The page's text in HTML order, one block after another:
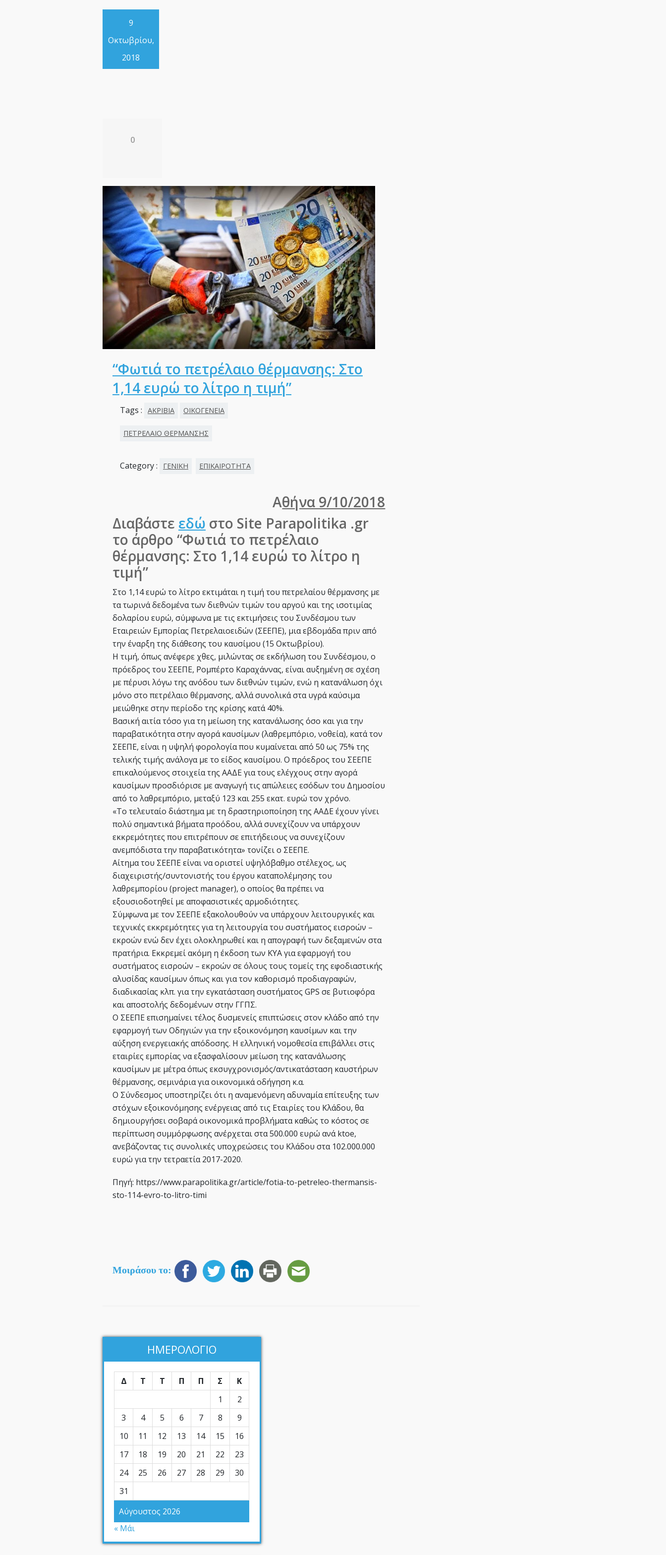
9
Οκτωβρίου,
2018
0
“Φωτιά το πετρέλαιο θέρμανσης: Στο
1,14 ευρώ το λίτρο η τιμή”
Tags : ΑΚΡΙΒΙΑ ΟΙΚΟΓΕΝΕΙΑ
ΠΕΤΡΕΛΑΙΟ ΘΕΡΜΑΝΣΗΣ
Category : ΓΕΝΙΚΗ ΕΠΙΚΑΙΡΟΤΗΤΑ
Αθήνα 9/10/2018
Διαβάστε εδώ στο Site Parapolitika .gr
το άρθρο “Φωτιά το πετρέλαιο
θέρμανσης: Στο 1,14 ευρώ το λίτρο η
τιμή”
Στο 1,14 ευρώ το λίτρο εκτιμάται η τιμή του πετρελαίου θέρμανσης με
τα τωρινά δεδομένα των διεθνών τιμών του αργού και της ισοτιμίας
δολαρίου ευρώ, σύμφωνα με τις εκτιμήσεις του Συνδέσμου των
Εταιρειών Εμπορίας Πετρελαιοειδών (ΣΕΕΠΕ), μια εβδομάδα πριν από
την έναρξη της διάθεσης του καυσίμου (15 Οκτωβρίου).
Η τιμή, όπως ανέφερε χθες, μιλώντας σε εκδήλωση του Συνδέσμου, ο
πρόεδρος του ΣΕΕΠΕ, Ρομπέρτο Καραχάννας, είναι αυξημένη σε σχέση
με πέρυσι λόγω της ανόδου των διεθνών τιμών, ενώ η κατανάλωση όχι
μόνο στο πετρέλαιο θέρμανσης, αλλά συνολικά στα υγρά καύσιμα
μειώθηκε στην περίοδο της κρίσης κατά 40%.
Βασική αιτία τόσο για τη μείωση της κατανάλωσης όσο και για την
παραβατικότητα στην αγορά καυσίμων (λαθρεμπόριο, νοθεία), κατά τον
ΣΕΕΠΕ, είναι η υψηλή φορολογία που κυμαίνεται από 50 ως 75% της
τελικής τιμής ανάλογα με το είδος καυσίμου. Ο πρόεδρος του ΣΕΕΠΕ
επικαλούμενος στοιχεία της ΑΑΔΕ για τους ελέγχους στην αγορά
καυσίμων προσδιόρισε με αναγωγή τις απώλειες εσόδων του Δημοσίου
από το λαθρεμπόριο, μεταξύ 123 και 255 εκατ. ευρώ τον χρόνο.
«Το τελευταίο διάστημα με τη δραστηριοποίηση της ΑΑΔΕ έχουν γίνει
πολύ σημαντικά βήματα προόδου, αλλά συνεχίζουν να υπάρχουν
εκκρεμότητες που επιτρέπουν σε επιτήδειους να συνεχίζουν
ανεμπόδιστα την παραβατικότητα» τονίζει ο ΣΕΕΠΕ.
Αίτημα του ΣΕΕΠΕ είναι να οριστεί υψηλόβαθμο στέλεχος, ως
διαχειριστής/συντονιστής του έργου καταπολέμησης του
λαθρεμπορίου (project manager), ο οποίος θα πρέπει να
εξουσιοδοτηθεί με αποφασιστικές αρμοδιότητες.
Σύμφωνα με τον ΣΕΕΠΕ εξακολουθούν να υπάρχουν λειτουργικές και
τεχνικές εκκρεμότητες για τη λειτουργία του συστήματος εισροών –
εκροών ενώ δεν έχει ολοκληρωθεί και η απογραφή των δεξαμενών στα
πρατήρια. Εκκρεμεί ακόμη η έκδοση των ΚΥΑ για εφαρμογή του
συστήματος εισροών – εκροών σε όλους τους τομείς της εφοδιαστικής
αλυσίδας καυσίμων όπως και για τον καθορισμό προδιαγραφών,
διαδικασίας κλπ. για την εγκατάσταση συστήματος GPS σε βυτιοφόρα
και αποστολής δεδομένων στην ΓΓΠΣ.
Ο ΣΕΕΠΕ επισημαίνει τέλος δυσμενείς επιπτώσεις στον κλάδο από την
εφαρμογή των Οδηγιών για την εξοικονόμηση καυσίμων και την
αύξηση ενεργειακής απόδοσης. Η ελληνική νομοθεσία επιβάλλει στις
εταιρίες εμπορίας να εξασφαλίσουν μείωση της κατανάλωσης
καυσίμων με μέτρα όπως εκσυγχρονισμός/αντικατάσταση καυστήρων
θέρμανσης, σεμινάρια για οικονομικά οδήγηση κ.α.
Ο Σύνδεσμος υποστηρίζει ότι η αναμενόμενη αδυναμία επίτευξης των
στόχων εξοικονόμησης ενέργειας από τις Εταιρίες του Κλάδου, θα
δημιουργήσει σοβαρά οικονομικά προβλήματα καθώς το κόστος σε
περίπτωση συμμόρφωσης ανέρχεται στα 500.000 ευρώ ανά ktoe,
ανεβάζοντας τις συνολικές υποχρεώσεις του Κλάδου στα 102.000.000
ευρώ για την τετραετία 2017-2020.
Πηγή: https://www.parapolitika.gr/article/fotia-to-petreleo-thermansis-
sto-114-evro-to-litro-timi
Μοιράσου το:
ΗΜΕΡΟΛΟΓΙΟ
Αύγουστος 2026
Δ Τ Τ Π Π Σ
Κ
1
2
3
4 5 6 7 8
9
10
11 12 13 14 15
16
17
18 19 20 21 22
23
24
25 26 27 28 29
30
31
« Μάι